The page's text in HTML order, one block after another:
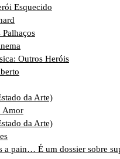
Esquecido
Palhaços
Outros Heróis
da Arte)
Amor
da Arte)
a pain… É um dossier sobre